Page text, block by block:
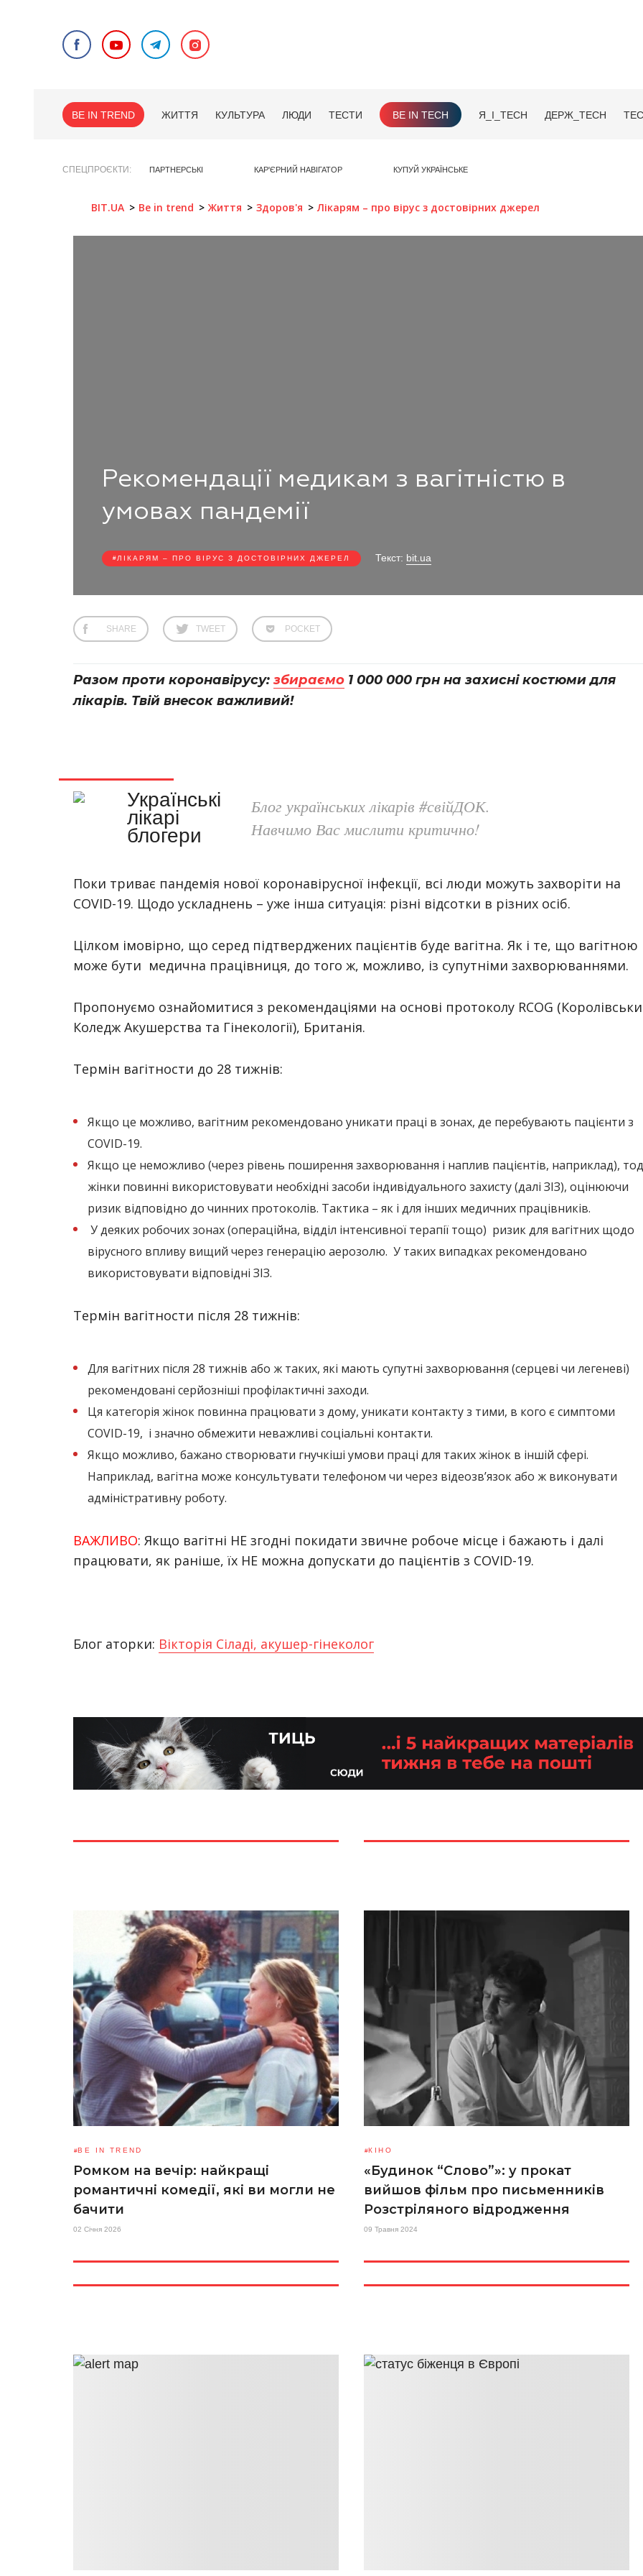
BE IN TREND ЖИТТЯ КУЛЬТУРА ЛЮДИ ТЕСТИ BE IN TECH Я_І_TECH ДЕРЖ_TECH
СПЕЦПРОЄКТИ ПАРТНЕРСЬКІ КАР'ЄРНИЙ НАВІГАТОР КУПУЙ УКРАЇНСЬКЕ
BIT.UA Be in trend Життя Здоров'я Лікарям – про вірус з достовірних джерел
Рекомендації медикам з вагітністю в
умовах пандемії
ЛІКАРЯМ – ПРО ВІРУС З ДОСТОВІРНИХ ДЖЕРЕЛ Текст: bit.ua
SHARE TWEET POCKET
Разом проти коронавірусу:збираємо 1 000 000 грн на захисні костюми для
лікарів. Твій внесок важливий!
Українські
лікарі
блогери
Блог українських лікарів #свійДОК.
Навчимо Вас мислити критично!
Поки триває пандемія нової коронавірусної інфекції, всі люди можуть захворіти на
COVID-19. Щодо ускладнень – уже інша ситуація: різні відсотки в різних осіб.
Цілком імовірно, що серед підтверджених пацієнтів буде вагітна. Як і те, що вагітною
може бути медична працівниця, до того ж, можливо, із супутніми захворюваннями.
Пропонуємо ознайомитися з рекомендаціями на основі протоколу RCOG
Коледж Акушерства та Гінекології), Британія.
Термін вагітности до 28 тижнів:
Якщо це можливо, вагітним рекомендовано уникати праці в зонах, де перебувають пацієнти з
COVID-19.
Якщо це неможливо (через рівень поширення захворювання і наплив пацієнтів, наприклад),
жінки повинні використовувати необхідні засоби індивідуального захисту (далі ЗІЗ), оцінюючи
ризик відповідно до чинних протоколів. Тактика – як і для інших медичних працівників.
У деяких робочих зонах (операційна, відділ інтенсивної терапії тощо) ризик для вагітних щодо
вірусного впливу вищий через генерацію аерозолю. У таких випадках рекомендовано
використовувати відповідні ЗІЗ.
Термін вагітности після 28 тижнів:
Для вагітних після 28 тижнів або ж таких, які мають супутні захворювання (серцеві чи легеневі)
рекомендовані серйозніші профілактичні заходи.
Ця категорія жінок повинна працювати з дому, уникати контакту з тими, в кого є симптоми
COVID-19, і значно обмежити неважливі соціальні контакти.
Якщо можливо, бажано створювати гнучкіші умови праці для таких жінок в іншій сфері.
Наприклад, вагітна може консультувати телефоном чи через відеозв’язок або ж виконувати
адміністративну роботу.
ВАЖЛИВО: Якщо вагітні НЕ згодні покидати звичне робоче місце і бажають і далі
працювати, як раніше, їх НЕ можна допускати до пацієнтів з COVID-19.
Блог аторки: Вікторія Сіладі, акушер-гінеколог
BE IN TREND
Ромком на вечір: найкращі
романтичні комедії, які ви могли не
бачити
02 Січня 2026
КІНО
«Будинок “Слово”»: у прокат
вийшов фільм про письменників
Розстріляного відродження
09 Травня 2024